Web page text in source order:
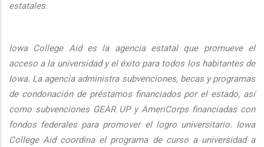
estatales.
Iowa College Aid es la agencia estatal que promueve el
acceso a la universidad y el éxito para todos los habitantes de
Iowa. La agencia administra subvenciones, becas y programas
de condonación de préstamos financiados por el estado, así
como subvenciones GEAR UP y AmeriCorps financiadas con
fondos federales para promover el logro universitario. Iowa
College Aid coordina el programa de curso a universidad a